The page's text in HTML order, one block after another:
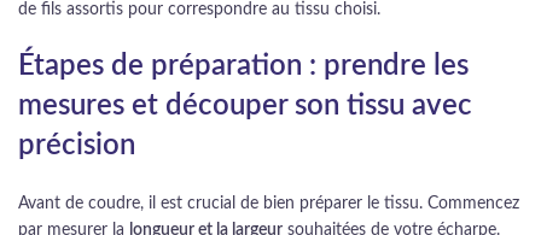
de fils assortis pour correspondre au tissu choisi.
Étapes de préparation : prendre les
mesures et découper son tissu avec
précision
Avant de coudre, il est crucial de bien préparer le tissu. Commencez
par mesurer la longueur et la largeur souhaitées de votre écharpe.